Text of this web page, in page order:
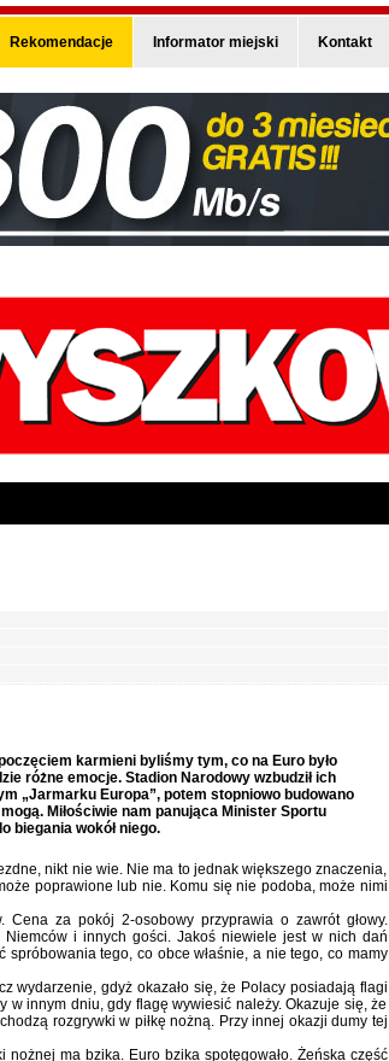
Rekomendacje Informator miejski Kontakt
karmieni byliśmy tym, co na Euro było
różne emocje. Stadion Narodowy wzbudził ich
„Jarmarku Europa”, potem stopniowo budowano
Miłościwie nam panująca Minister Sportu
biegania wokół niego.
nikt nie wie. Nie ma to jednak większego znaczenia,
poprawione lub nie. Komu się nie podoba, może nimi
Cena za pokój 2-osobowy przyprawia o zawrót głowy.
Niemców i innych gości. Jakoś niewiele jest w nich dań
tego, co obce właśnie, a nie tego, co mamy
wydarzenie, gdyż okazało się, że Polacy posiadają flagi
innym dniu, gdy flagę wywiesić należy. Okazuje się, że
rozgrywki w piłkę nożną. Przy innej okazji dumy tej
nożnej ma bzika. Euro bzika spotęgowało. Żeńska część